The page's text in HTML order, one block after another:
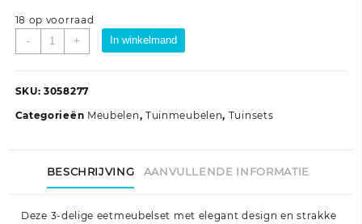
18 op voorraad
-
delige
katoenen
en
aantal
+ In winkelmand
SKU: 3058277
Categorieën Meubelen, Tuinmeubelen, Tuinsets
BESCHRIJVING AANVULLENDE INFORMATIE
Deze 3-delige eetmeubelset met elegant design en strakke